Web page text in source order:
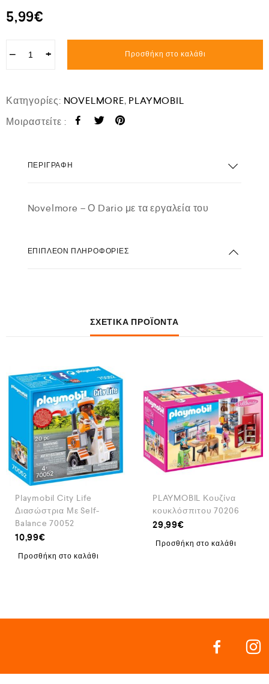
5,99€
− + Προσθήκη στο καλάθι
Κατηγορίες: NOVELMORE, PLAYMOBIL
Μοιραστείτε :
ΠΕΡΙΓΡΑΦΉ
Novelmore – Ο Dario με τα εργαλεία του
ΕΠΙΠΛΈΟΝ ΠΛΗΡΟΦΟΡΊΕΣ
ΣΧΕΤΙΚΆ ΠΡΟΪΌΝΤΑ
Playmobil City Life
Διασώστρια Με Self-
Balance 70052
10,99€
Προσθήκη στο καλάθι
PLAYMOBIL Κουζίνα
κουκλόσπιτου 70206
29,99€
Προσθήκη στο καλάθι